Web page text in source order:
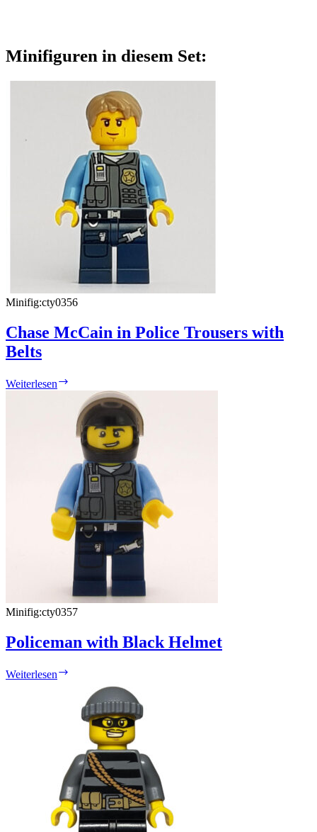
Minifiguren in diesem Set:
Minifig:cty0356
Chase McCain in Police Trousers with
Belts
Weiterlesen
McCain
Police
Trousers
with
Belts
Minifig:cty0357
Policeman with Black Helmet
Weiterlesen
Black
Helmet